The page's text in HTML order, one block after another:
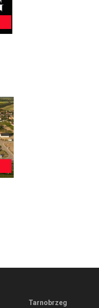
Tarnobrzeg